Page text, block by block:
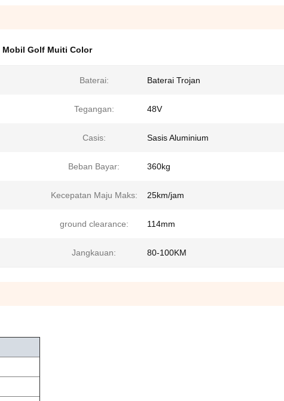
Mobil Golf Muiti Color
Baterai: Baterai Trojan
Tegangan: 48V
Casis: Sasis Aluminium
Beban Bayar: 360kg
Kecepatan Maju Maks: 25km/jam
ground clearance: 114mm
Jangkauan: 80-100KM